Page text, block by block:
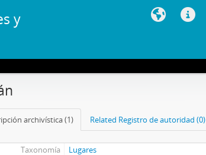
y
archivística (1) Related Registro de autoridad (0)
Taxonomía Lugares